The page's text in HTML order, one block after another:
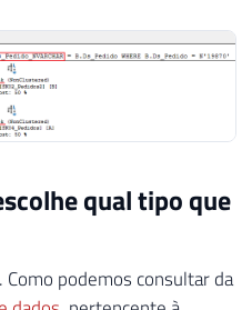
qual tipo que
podemos consultar da